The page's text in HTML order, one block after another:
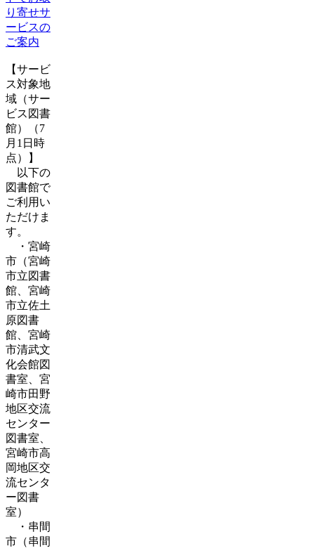
り寄せサ
ービスの
ご案内
【サービ
ス対象地
域（サー
ビス図書
館）（7
月1日時
点）】
以下の
図書館で
ご利用い
ただけま
す。
・宮崎
市（宮崎
市立図書
館、宮崎
市立佐土
原図書
館、宮崎
市清武文
化会館図
書室、宮
崎市田野
地区交流
センター
図書室、
宮崎市高
岡地区交
流センタ
ー図書
室）
・串間
市（串間